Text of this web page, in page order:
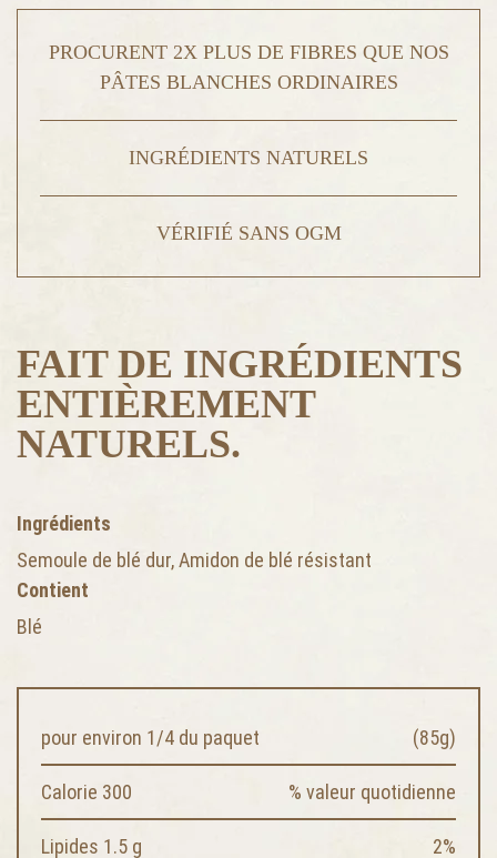
PROCURENT 2X PLUS DE FIBRES QUE NOS
PÂTES BLANCHES ORDINAIRES
INGRÉDIENTS NATURELS
VÉRIFIÉ SANS OGM
FAIT DE INGRÉDIENTS
ENTIÈREMENT
NATURELS.
Ingrédients
Semoule de blé dur, Amidon de blé résistant
Contient
Blé
pour environ 1/4 du paquet (85g)
Calorie 300 % valeur quotidienne
Lipides 1.5 g 2%